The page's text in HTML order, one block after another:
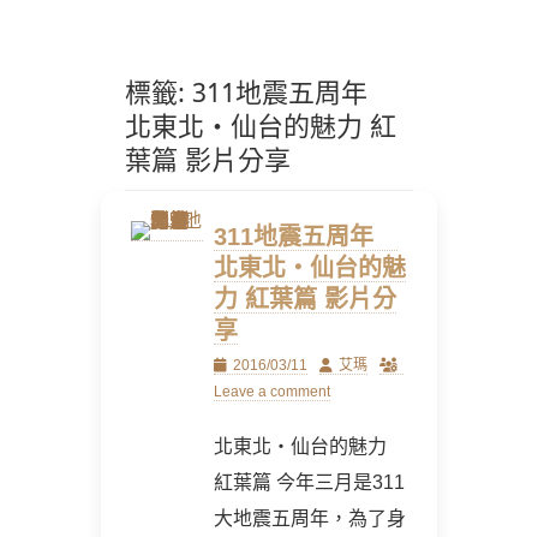
標籤: 311地震五周年
北東北・仙台的魅力 紅
葉篇 影片分享
311地震五周年
北東北・仙台的魅
力 紅葉篇 影片分
享
Posted
on
2016/03/11 Author
艾瑪
Leave a comment
北東北・仙台的魅力
紅葉篇 今年三月是311
大地震五周年，為了身